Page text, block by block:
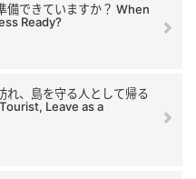
備できていますか？ When
Ready?
、島を守る人として帰る
Leave as a